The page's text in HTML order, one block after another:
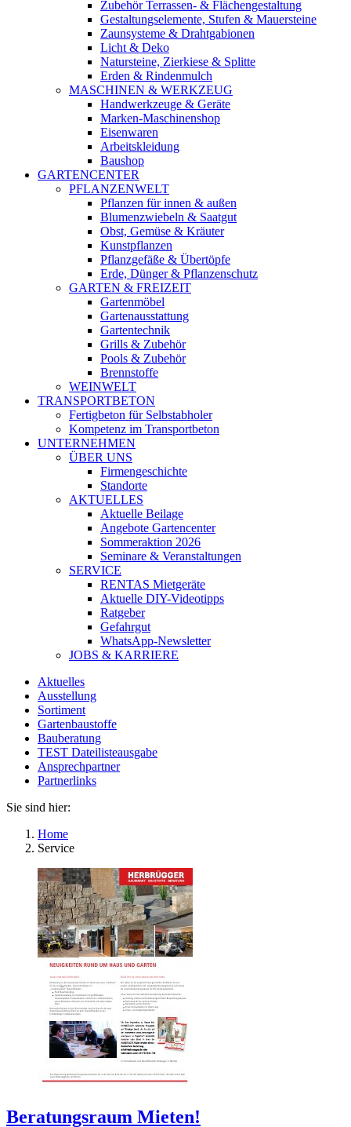
Zubehör Terrassen- & Flächengestaltung
Gestaltungselemente, Stufen & Mauersteine
Zaunsysteme & Drahtgabionen
Licht & Deko
Natursteine, Zierkiese & Splitte
Erden & Rindenmulch
MASCHINEN & WERKZEUG
Handwerkzeuge & Geräte
Marken-Maschinenshop
Eisenwaren
Arbeitskleidung
Baushop
GARTENCENTER
PFLANZENWELT
Pflanzen für innen & außen
Blumenzwiebeln & Saatgut
Obst, Gemüse & Kräuter
Kunstpflanzen
Pflanzgefäße & Übertöpfe
Erde, Dünger & Pflanzenschutz
GARTEN & FREIZEIT
Gartenmöbel
Gartenausstattung
Gartentechnik
Grills & Zubehör
Pools & Zubehör
Brennstoffe
WEINWELT
TRANSPORTBETON
Fertigbeton für Selbstabholer
Kompetenz im Transportbeton
UNTERNEHMEN
ÜBER UNS
Firmengeschichte
Standorte
AKTUELLES
Aktuelle Beilage
Angebote Gartencenter
Sommeraktion 2026
Seminare & Veranstaltungen
SERVICE
RENTAS Mietgeräte
Aktuelle DIY-Videotipps
Ratgeber
Gefahrgut
WhatsApp-Newsletter
JOBS & KARRIERE
Aktuelles
Ausstellung
Sortiment
Gartenbaustoffe
Bauberatung
TEST Dateilisteausgabe
Ansprechpartner
Partnerlinks
Sie sind hier:
Home
Service
Beratungsraum Mieten!